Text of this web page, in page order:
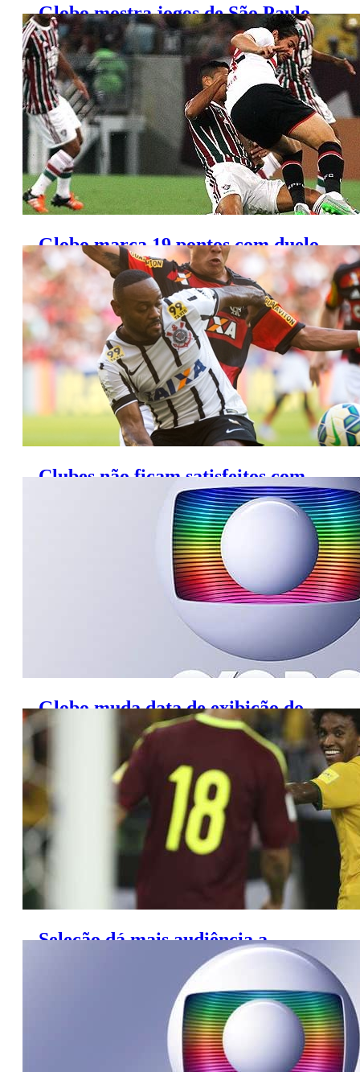
Globo mostra jogos de São Paulo
e Corinthians pelo Brasileirão
Globo marca 19 pontos com duelo
de tricolores pelo Brasileirão
Clubes não ficam satisfeitos com
nova proposta da Globo
Globo muda data de exibição do
‘The Voice’ por conta da Seleção
Seleção dá mais audiência a
Globo às 22h00; entenda